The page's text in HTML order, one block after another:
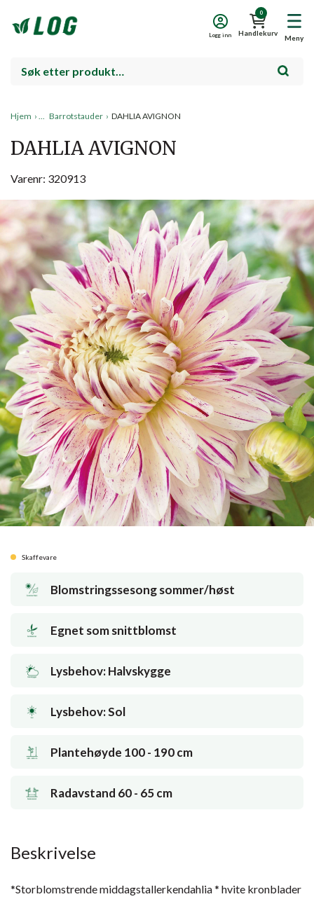
Meny
0
Handlekurv
Logg inn
Hjem › Barrotstauder › DAHLIA AVIGNON
DAHLIA AVIGNON
Varenr: 320913
Skaffevare
Blomstringssesong sommer/høst
Egnet som snittblomst
Lysbehov: Halvskygge
Lysbehov: Sol
Plantehøyde 100 - 190 cm
Radavstand 60 - 65 cm
Beskrivelse
*Storblomstrende middagstallerkendahlia * hvite kronblader